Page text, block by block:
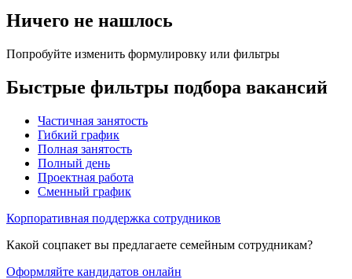
Ничего не нашлось
Попробуйте изменить формулировку или фильтры
Быстрые фильтры подбора вакансий
Частичная занятость
Гибкий график
Полная занятость
Полный день
Проектная работа
Сменный график
Корпоративная поддержка сотрудников
Какой соцпакет вы предлагаете семейным сотрудникам?
Оформляйте кандидатов онлайн